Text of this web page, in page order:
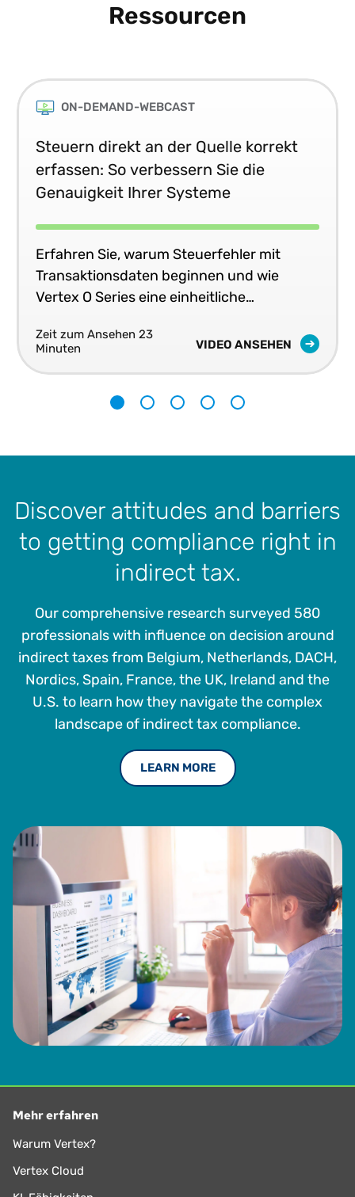
Ressourcen
ON-DEMAND-WEBCAST
Steuern direkt an der Quelle korrekt
erfassen: So verbessern Sie die
Genauigkeit Ihrer Systeme
Erfahren Sie, warum Steuerfehler mit
Transaktionsdaten beginnen und wie
Vertex O Series eine einheitliche
Geschäftssystemen liefert.
Zeit zum Ansehen 23
Minuten
VIDEO ANSEHEN
Discover attitudes and barriers
to getting compliance right in
indirect tax.
Our comprehensive research surveyed 580
professionals with influence on decision around
indirect taxes from Belgium, Netherlands, DACH,
Nordics, Spain, France, the UK, Ireland and the
U.S. to learn how they navigate the complex
landscape of indirect tax compliance.
LEARN MORE
Mehr erfahren
Warum Vertex?
Vertex Cloud